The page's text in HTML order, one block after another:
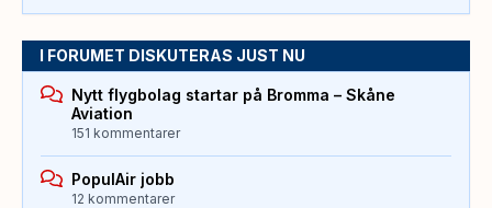
I FORUMET DISKUTERAS JUST NU
Nytt flygbolag startar på Bromma – Skåne
Aviation
151 kommentarer
PopulAir jobb
12 kommentarer